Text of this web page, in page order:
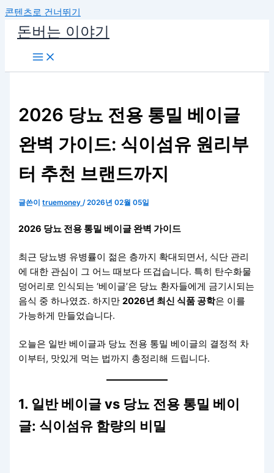
콘텐츠로 건너뛰기
돈버는 이야기
2026 당뇨 전용 통밀 베이글
완벽 가이드: 식이섬유 원리부
터 추천 브랜드까지
글쓴이truemoney/2026년 02월 05일
2026 당뇨 전용 통밀 베이글 완벽 가이드
최근 당뇨병 유병률이 젊은 층까지 확대되면서, 식단 관리
에 대한 관심이 그 어느 때보다 뜨겁습니다. 특히 탄수화물
덩어리로 인식되는 ‘베이글’은 당뇨 환자들에게 금기시되는
음식 중 하나였죠. 하지만2026년 최신 식품 공학은 이를
가능하게 만들었습니다.
오늘은 일반 베이글과 당뇨 전용 통밀 베이글의 결정적 차
이부터, 맛있게 먹는 법까지 총정리해 드립니다.
1. 일반 베이글 vs 당뇨 전용 통밀 베이
글: 식이섬유 함량의 비밀